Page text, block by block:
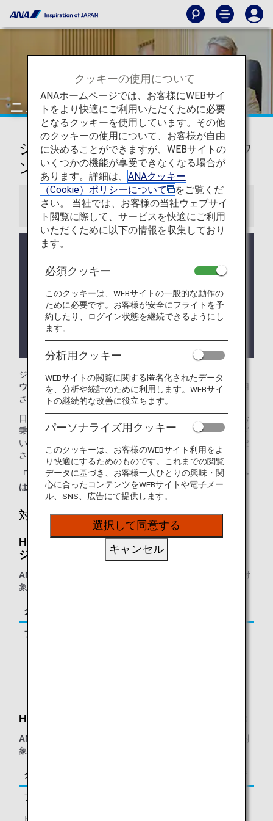
ニューヨーク
ジョン・F・ケネディ国際空港ラウ
ンジ
お知らせ
HORIZON T7 LOUNGEはANAグループ運航便出発
告知なくサービス、営業時間が変更する可能性がご
ざいます。
ラウンジが所在する国や州により入室条件に制約が
ある場合がございます。
ジョン・F・ケネディ国際空港では、ターミナル運営会社ラ
ウンジ
をご利用いただけます。本ページはANA国際線を利用
される際のラウンジ入室基準を記載しております。
日本国外の空港にて、ANA国際線から他航空会社国内線にお
乗り継ぎの場合には、ラウンジ入室基準が異なる場合がござ
います。入室基準に関しては各運航会社にお問い合わせくだ
さい。
「ANA SUITE LOUNGE」ご利用券は、こちらのラウンジで
はご利用いただけません。
対象のお客様
HORIZONS T7 LOUNGE - ファーストラウン
ジ：
ANAグループ運航便
をご利用の、以下に該当するお客様が対
象となります。
クラス／ステイタス
ファーストクラス
HORIZONS T7 LOUNGE - ビジネスラウンジ：
ANAグループ運航便
をご利用の、以下に該当するお客様が対
象となります。
クラス／ステイタス ご同行者
ファーストクラス
ビジネスクラス
クッキーの使用について
ANAホームページでは、お客様にWEBサイ
トをより快適にご利用いただくために必要
となるクッキーを使用しています。その他
のクッキーの使用について、お客様が自由
に決めることができますが、WEBサイトの
いくつかの機能が享受できなくなる場合が
あります。詳細は、 ANAクッキー
（Cookie）ポリシーについて
をご覧くだ
さい。 当社では、お客様の当社ウェブサイ
ト閲覧に際して、サービスを快適にご利用
いただくために以下の情報を収集しており
ます。
必須クッキー
このクッキーは、WEBサイトの一般的な動作の
ために必要です。お客様が安全にフライトを予
約したり、ログイン状態を継続できるようにし
ます。
分析用クッキー
WEBサイトの閲覧に関する匿名化されたデータ
を、分析や統計のために利用します。WEBサイ
トの継続的な改善に役立ちます。
パーソナライズ用クッキー
このクッキーは、お客様のWEBサイト利用をよ
り快適にするためのものです。これまでの閲覧
データに基づき、お客様一人ひとりの興味・関
心に合ったコンテンツをWEBサイトや電子メー
ル、SNS、広告にて提供します。
選択して同意する
キャンセル